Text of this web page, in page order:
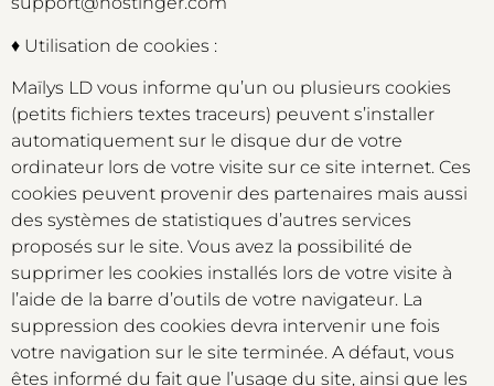
♦ Utilisation de cookies :
Maïlys LD vous informe qu’un ou plusieurs cookies
(petits fichiers textes traceurs) peuvent s’installer
automatiquement sur le disque dur de votre
ordinateur lors de votre visite sur ce site internet. Ces
cookies peuvent provenir des partenaires mais aussi
des systèmes de statistiques d’autres services
proposés sur le site. Vous avez la possibilité de
supprimer les cookies installés lors de votre visite à
l’aide de la barre d’outils de votre navigateur. La
suppression des cookies devra intervenir une fois
votre navigation sur le site terminée. A défaut, vous
êtes informé du fait que l’usage du site, ainsi que les